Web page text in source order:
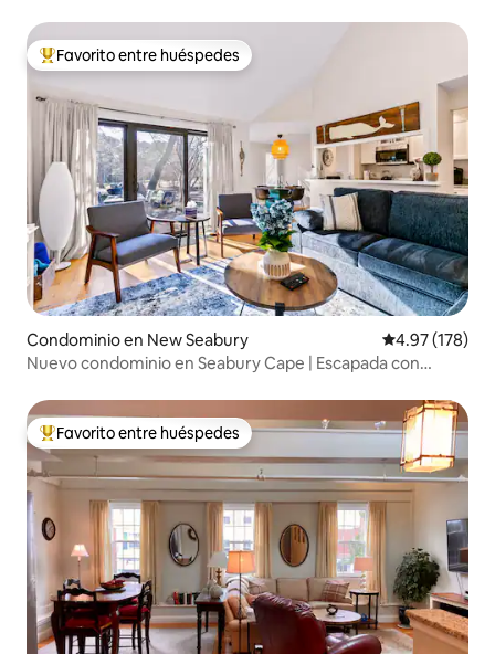
De los mejores en Favorito entre huéspedes
Favorito entre huéspedes
Condominio en New Seabury Calificación
4.97 (178)
Nuevo condominio en Seabury Cape | Escapada con
De los mejores en Favorito entre huéspedes
Favorito entre huéspedes